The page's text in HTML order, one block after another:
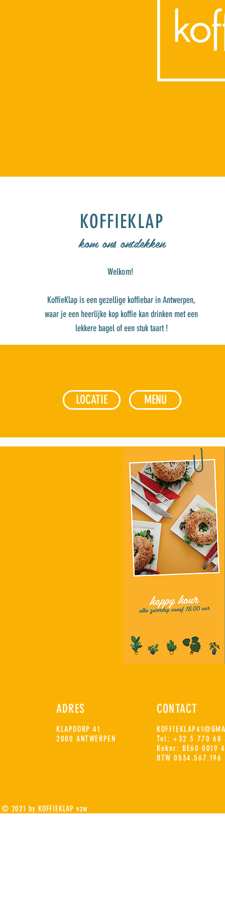
KOFFIEKLAP
kom ons ontdekken
Welkom!
KoffieKlap is een gezellige koffiebar in Antwerpen,
waar je een heerlijke kop koffie kan drinken met een
lekkere bagel of een stuk taart !
LOCATIE MENU
ADRES
KLAPDORP 41
2000 ANTWERPEN
CONTACT
Tel: +32 3 770 68
Reknr: BE60 0019
BTW 0534.567.196
© 2021 by KOFFIEKLAP vzw